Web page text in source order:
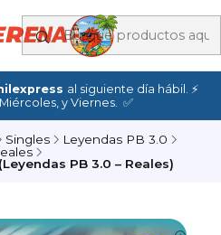
al siguiente día hábil. ⚡
y Viernes. ✅
Singles
Leyendas PB 3.0
PB 3.0 – Reales)